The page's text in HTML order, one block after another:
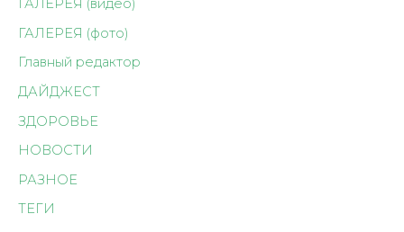
ГАЛЕРЕЯ (видео)
ГАЛЕРЕЯ (фото)
Главный редактор
ДАЙДЖЕСТ
ЗДОРОВЬЕ
НОВОСТИ
РАЗНОЕ
ТЕГИ